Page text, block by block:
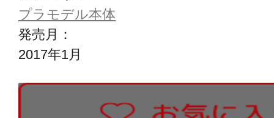
プラモデル本体
発売月：
2017年1月